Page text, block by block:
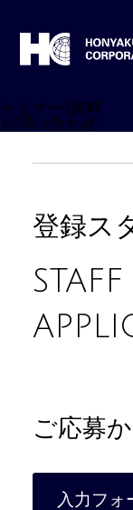
セミナー/資料
お問い合わせ
登録ス
STAFF
ご応募
入力フ